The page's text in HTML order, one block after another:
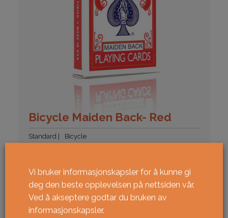
Bicycle Maiden Back- Red
Standard Bicycle
Vi bruker informasjonskapsler for å kunne gi
deg den beste opplevelsen på nettsiden vår.
Ved å akseptere godtar du bruken av
informasjonskapsler.